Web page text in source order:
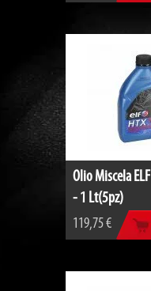
Olio Miscela
- 1 Lt(5pz)
119,75 €